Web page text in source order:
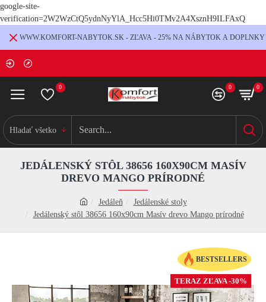
google-site-
verification=2W2WzCtQ5ydnNyYlA_Hcc5Hi0TMv2A4XsznH9ILFAxQ
WWW.KOMFORT-NABYTOK.SK - ZĽAVA - 25% NA NÁBYTOK A DOPLNKY
0 0 0
Hladať všetko
Jedáleň
Jedálenské stoly
Jedálenský stôl 38656 160x90cm Masív drevo Mango prírodné
JEDÁLENSKÝ STÔL 38656 160X90CM MASÍV
DREVO MANGO PRÍRODNÉ
BESTSELLERS
TERAZ ZĽAVA -30%